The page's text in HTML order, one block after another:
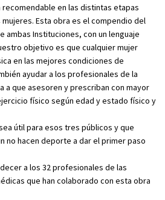
en las distintas etapas
Esta obra es el compendio del
Instituciones, con un lenguaje
objetivo es que cualquier mujer
en las mejores condiciones de
ayudar a los profesionales de la
a que asesoren y prescriban con mayor
físico según edad y estado físico y
útil para esos tres públicos y que
no hacen deporte a dar el primer paso
a los 32 profesionales de las
que han colaborado con esta obra